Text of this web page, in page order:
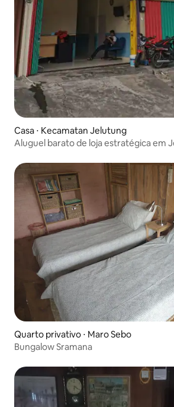
Casa ⋅ Kecamatan Jelutung
Aluguel barato de loja estratégica em
Quarto privativo ⋅ Maro Sebo
Bungalow Sramana